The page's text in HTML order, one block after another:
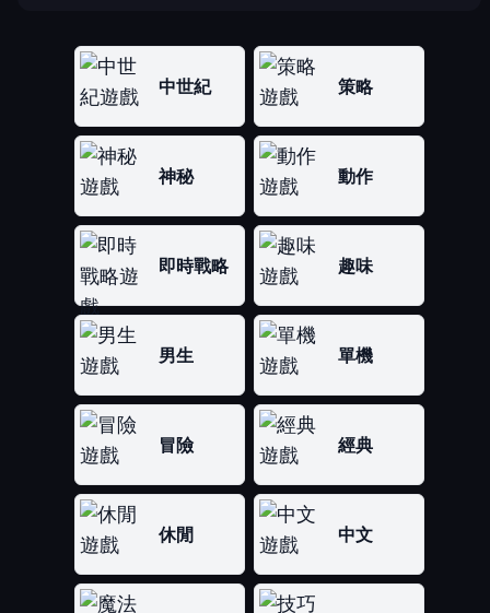
中世紀 策略
神秘 動作
即時戰略 趣味
男生 單機
冒險 經典
休閒 中文